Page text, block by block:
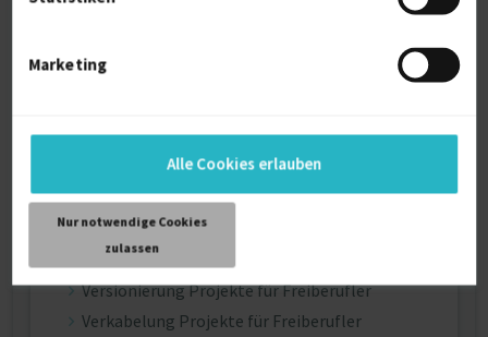
Marketing
Alle Cookies erlauben
Nur notwendige Cookies
zulassen
Vault Projekte für Freiberufler
Ventile Projekte für Freiberufler
VOB Projekte für Freiberufler
Vulnerability Management Projekte für
Freiberufler
Versionierung Projekte für Freiberufler
Verkabelung Projekte für Freiberufler